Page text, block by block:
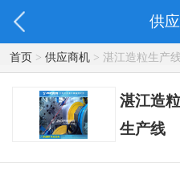
供
首页> 供应商机> 湛江造粒生产
湛江造
生产线